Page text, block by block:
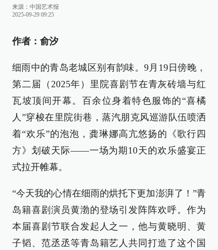
来源： 中国艺术报
2025-09-29 09:25
作者：俞汐
细雨中的青岛老城区别有韵味。9月19日傍晚，
第二届（2025年）里院喜剧节在青灰砖墙与红
瓦坡顶间开幕。百余位身着特色服饰的“喜橘
人”穿梭在里院街巷，蒸汽朋克风巡游队伍喷洒
着“欢乐”的泡泡，龚琳娜高亢悠扬的《歌行四
方》划破天际——一场为期10天的欢乐盛宴正
式拉开帷幕。
“今天我的心情在细雨的烘托下更加澎湃了！”青
岛籍喜剧演员黄渤的登场引发阵阵欢呼。作为
本届喜剧节联合发起人之一，他与黄晓明、黄
子韬、范丞丞等青岛籍艺人共同打造了这个国